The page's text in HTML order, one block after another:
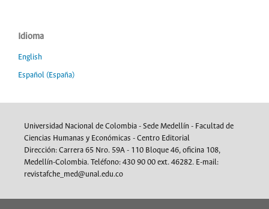
Idioma
English
Español (España)
Universidad Nacional de Colombia - Sede Medellín - Facultad de
Ciencias Humanas y Económicas - Centro Editorial
Dirección: Carrera 65 Nro. 59A - 110 Bloque 46, oficina 108,
Medellín-Colombia. Teléfono: 430 90 00 ext. 46282. E-mail:
revistafche_med@unal.edu.co